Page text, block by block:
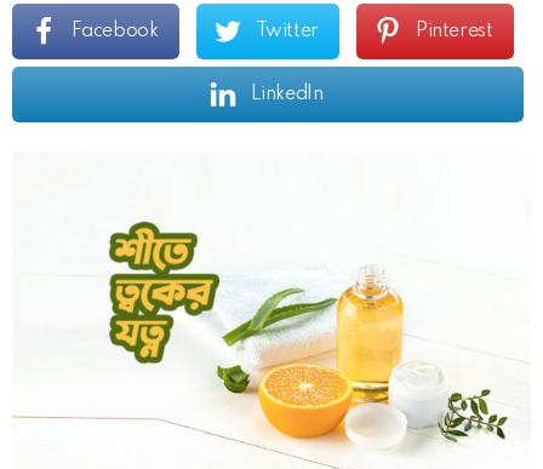
Facebook Twitter Pinterest
LinkedIn